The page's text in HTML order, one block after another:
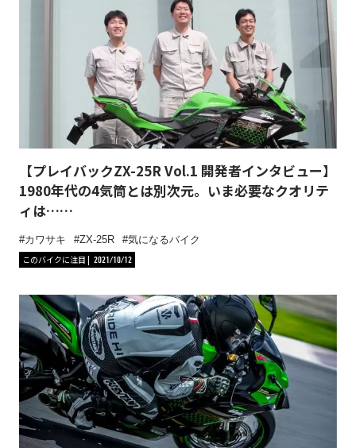
【プレイバックZX-25R Vol.1 開発者インタビュー】
1980年代の4気筒とは別次元。いま必要なクオリテ
ィは……
カワサキ ZX-25R
気になるバイク
このバイクに注目
2021/10/12